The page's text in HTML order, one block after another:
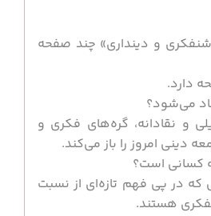
و دینداری» چند صفحه
می‌شود؟
و نقادانه، گره‌های فکری و
دینی امروز را باز می‌کند.
کسانی است؟
که در پی فهم تازه‌ای از نسبت
هستند.